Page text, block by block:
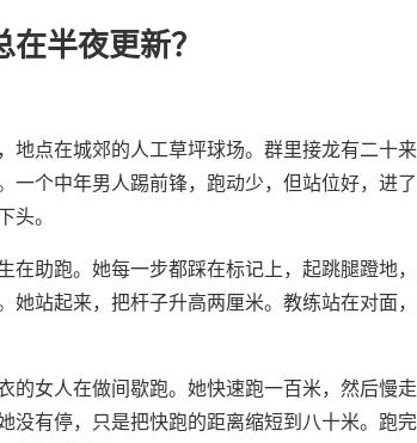
半夜更新？
地点在城郊的人工草坪球场。群里接龙有二十
一个中年男人踢前锋，跑动少，但站位好，进
头。
在助跑。她每一步都踩在标记上，起跳腿蹬地
她站起来，把杆子升高两厘米。教练站在对面
的女人在做间歇跑。她快速跑一百米，然后慢
没有停，只是把快跑的距离缩短到八十米。跑